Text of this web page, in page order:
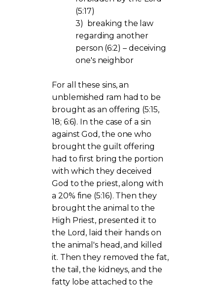
(5:17)
3) breaking the law
regarding another
person (6:2) – deceiving
one's neighbor
For all these sins, an
unblemished ram had to be
brought as an offering (5:15,
18; 6:6). In the case of a sin
against God, the one who
brought the guilt offering
had to first bring the portion
with which they deceived
God to the priest, along with
a 20% fine (5:16). Then they
brought the animal to the
High Priest, presented it to
the Lord, laid their hands on
the animal's head, and killed
it. Then they removed the fat,
the tail, the kidneys, and the
fatty lobe attached to the